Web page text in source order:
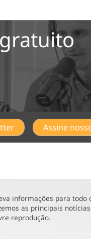
Assine
informações para
as principais
reprodução.